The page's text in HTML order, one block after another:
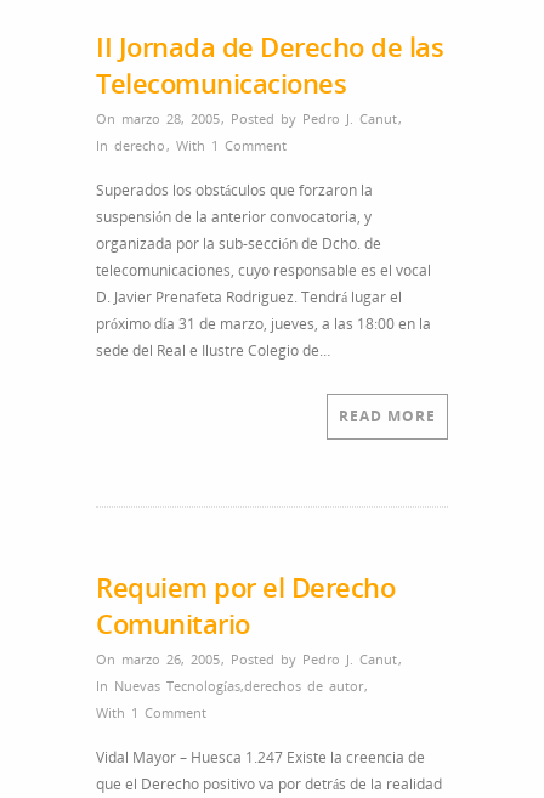
II Jornada de Derecho de las
Telecomunicaciones
On marzo 28, 2005, Posted by Pedro J. Canut,
In derecho, With 1 Comment
Superados los obstáculos que forzaron la
suspensión de la anterior convocatoria, y
organizada por la sub-sección de Dcho. de
telecomunicaciones, cuyo responsable es el vocal
D. Javier Prenafeta Rodriguez. Tendrá lugar el
próximo día 31 de marzo, jueves, a las 18:00 en la
sede del Real e Ilustre Colegio de…
READ MORE
Requiem por el Derecho
Comunitario
On marzo 26, 2005, Posted by Pedro J. Canut,
In Nuevas Tecnologías,derechos de autor,
With 1 Comment
Vidal Mayor – Huesca 1.247 Existe la creencia de
que el Derecho positivo va por detrás de la realidad